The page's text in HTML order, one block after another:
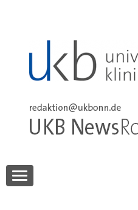
UKB